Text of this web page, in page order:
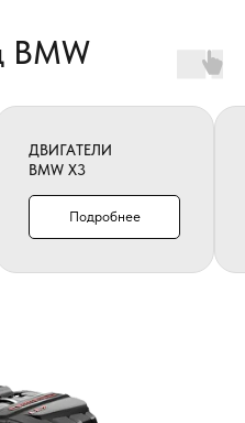
BMW
ДВИГАТЕЛИ
BMW X3
Подробнее